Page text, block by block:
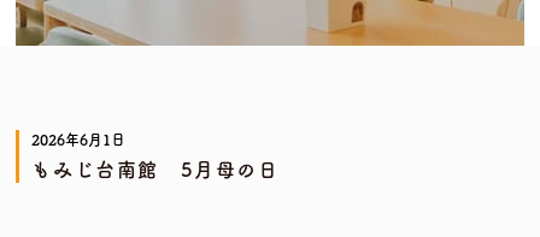
2026年6月1日
もみじ台南館 5月母の日